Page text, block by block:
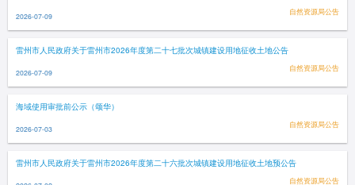
2026-07-09 自然资源局公告
雷州市人民政府关于雷州市2026年度第二十七批次城镇建设用地征收土地公告
2026-07-09 自然资源局公告
海域使用审批前公示（颂华）
2026-07-03 自然资源局公告
雷州市人民政府关于雷州市2026年度第二十六批次城镇建设用地征收土地预公告
自然资源局公告